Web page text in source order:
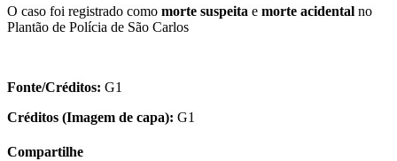
O caso foi registrado como morte suspeita e morte acidental no
Plantão de Polícia de São Carlos
Fonte/Créditos: G1
Créditos (Imagem de capa): G1
Compartilhe